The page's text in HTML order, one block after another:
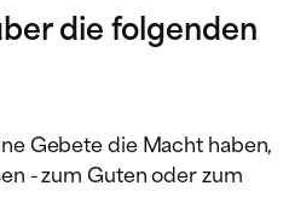
die folgenden
Gebete die Macht haben,
- zum Guten oder zum